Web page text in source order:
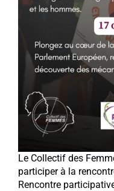
Le Collectif des
participer à la
Rencontre